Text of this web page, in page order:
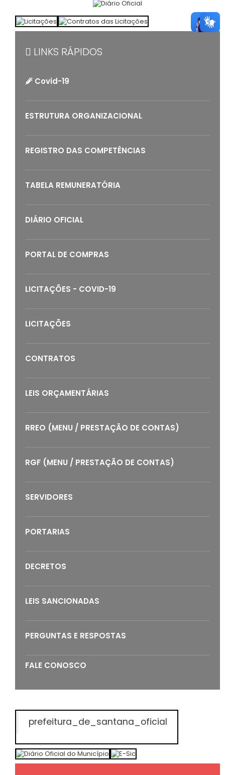
LINKS RÁPIDOS
Covid-19
ESTRUTURA ORGANIZACIONAL
REGISTRO DAS COMPETÊNCIAS
TABELA REMUNERATÓRIA
DIÁRIO OFICIAL
PORTAL DE COMPRAS
LICITAÇÕES - COVID-19
LICITAÇÕES
CONTRATOS
LEIS ORÇAMENTÁRIAS
RREO (MENU / PRESTAÇÃO DE CONTAS)
RGF (MENU / PRESTAÇÃO DE CONTAS)
SERVIDORES
PORTARIAS
DECRETOS
LEIS SANCIONADAS
PERGUNTAS E RESPOSTAS
FALE CONOSCO
prefeitura_de_santana_oficial